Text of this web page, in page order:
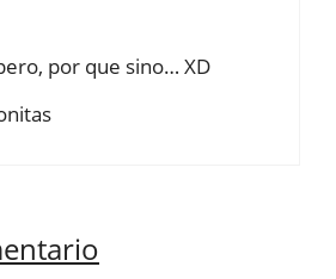
por que sino… XD